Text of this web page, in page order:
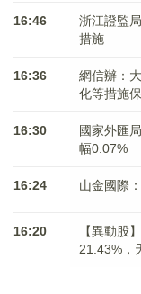
16:46
浙江證監
措施
16:36
網信辦：
化等措施
16:30
國家外匯
幅0.07%
16:24 山金國際
16:20
【異動股
21.43%，